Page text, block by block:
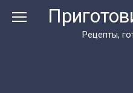
Рецепты,